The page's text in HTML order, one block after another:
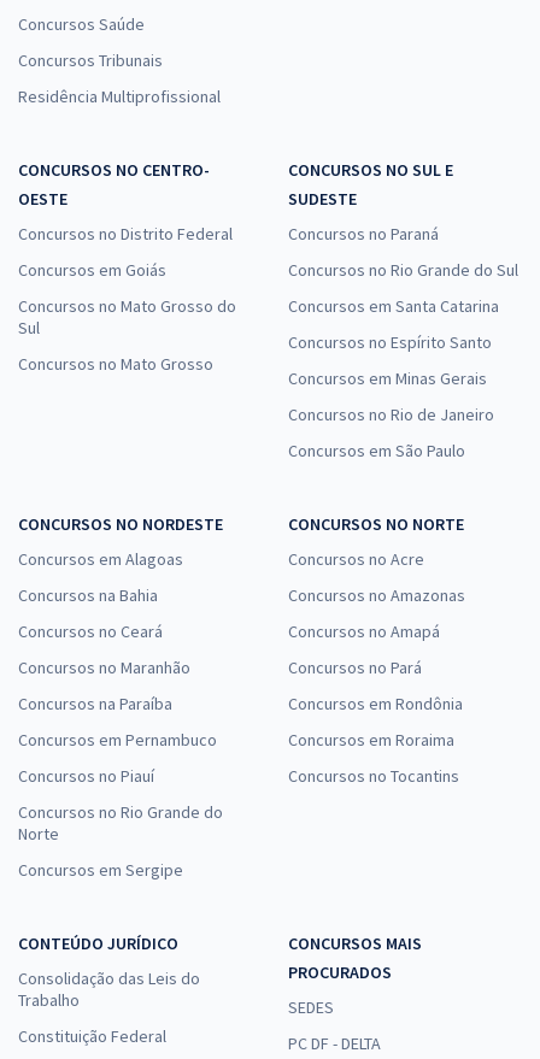
Concursos Saúde
Concursos Tribunais
Residência Multiprofissional
CONCURSOS NO CENTRO-
OESTE
Concursos no Distrito Federal
Concursos em Goiás
Concursos no Mato Grosso do
Sul
Concursos no Mato Grosso
CONCURSOS NO SUL E
SUDESTE
Concursos no Paraná
Concursos no Rio Grande do Sul
Concursos em Santa Catarina
Concursos no Espírito Santo
Concursos em Minas Gerais
Concursos no Rio de Janeiro
Concursos em São Paulo
CONCURSOS NO NORDESTE
Concursos em Alagoas
Concursos na Bahia
Concursos no Ceará
Concursos no Maranhão
Concursos na Paraíba
Concursos em Pernambuco
Concursos no Piauí
Concursos no Rio Grande do
Norte
Concursos em Sergipe
CONCURSOS NO NORTE
Concursos no Acre
Concursos no Amazonas
Concursos no Amapá
Concursos no Pará
Concursos em Rondônia
Concursos em Roraima
Concursos no Tocantins
CONTEÚDO JURÍDICO
Consolidação das Leis do
Trabalho
Constituição Federal
CONCURSOS MAIS
PROCURADOS
SEDES
PC DF - DELTA